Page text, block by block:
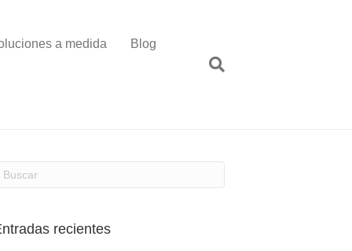
a medida Blog
recientes